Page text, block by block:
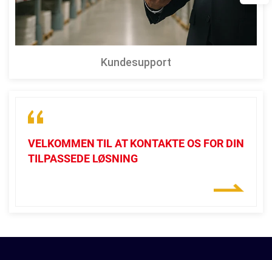
Kundesupport
VELKOMMEN TIL AT KONTAKTE OS FOR DIN
TILPASSEDE LØSNING